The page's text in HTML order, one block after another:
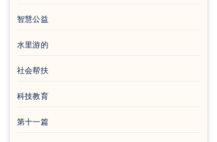
智慧公益
水里游的
社会帮扶
科技教育
第十一篇